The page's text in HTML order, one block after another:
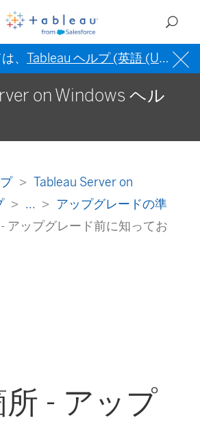
、 Tableau ヘルプ (英語 (US)) を
on Windows ヘル
Tableau Server on
...
アップグレードの準
アップグレード前に知ってお
- アップ